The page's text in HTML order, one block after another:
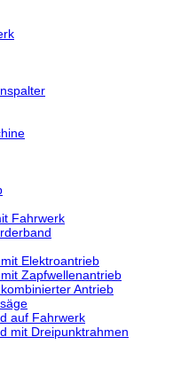
Fahrwerk
Elektroantrieb
Zapfwellenantrieb
Antrieb
auf Fahrwerk
mit Dreipunktrahmen